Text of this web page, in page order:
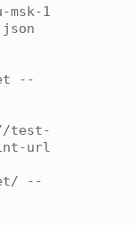
1
--
test-
url
--